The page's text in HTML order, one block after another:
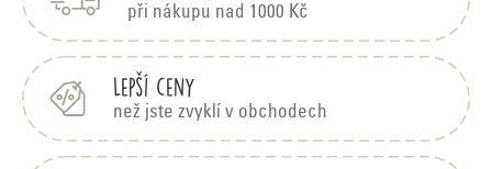
při nákupu nad 1000 Kč
Lepší ceny
než jste zvyklí v obchodech